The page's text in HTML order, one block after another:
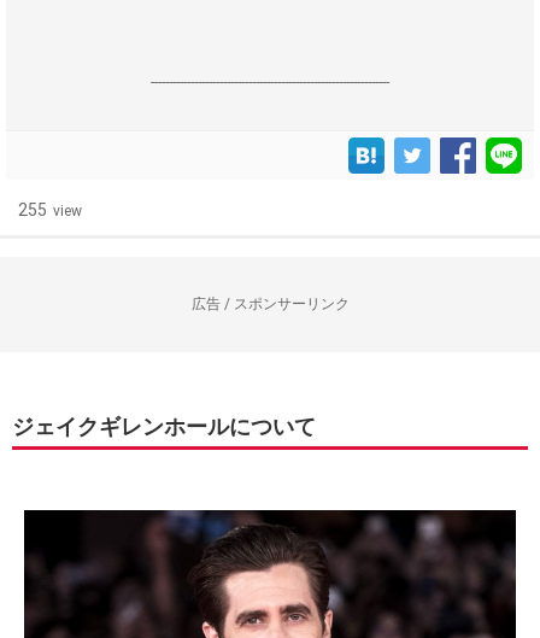
------------------------------------------------------------------
255 view
広告 / スポンサーリンク
ジェイクギレンホールについて